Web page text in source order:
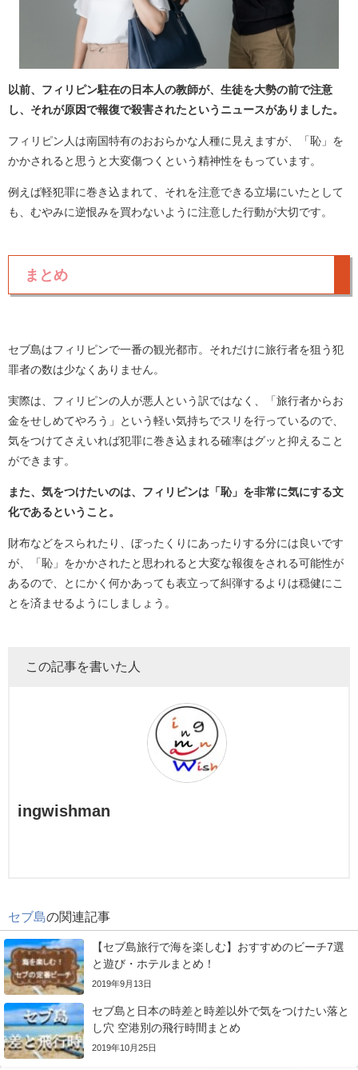
以前、フィリピン駐在の日本人の教師が、生徒を大勢の前で注意
し、それが原因で報復で殺害されたというニュースがありました。
フィリピン人は南国特有のおおらかな人種に見えますが、「恥」を
かかされると思うと大変傷つくという精神性をもっています。
例えば軽犯罪に巻き込まれて、それを注意できる立場にいたとして
も、むやみに逆恨みを買わないように注意した行動が大切です。
まとめ
セブ島はフィリピンで一番の観光都市。それだけに旅行者を狙う犯
罪者の数は少なくありません。
実際は、フィリピンの人が悪人という訳ではなく、「旅行者からお
金をせしめてやろう」という軽い気持ちでスリを行っているので、
気をつけてさえいれば犯罪に巻き込まれる確率はグッと抑えること
ができます。
また、気をつけたいのは、フィリピンは「恥」を非常に気にする文
化であるということ。
財布などをスられたり、ぼったくりにあったりする分には良いです
が、「恥」をかかされたと思われると大変な報復をされる可能性が
あるので、とにかく何かあっても表立って糾弾するよりは穏健にこ
とを済ませるようにしましょう。
この記事を書いた人
ingwishman
セブ島の関連記事
【セブ島旅行で海を楽しむ】おすすめのビーチ7選
と遊び・ホテルまとめ！
2019年9月13日
セブ島と日本の時差と時差以外で気をつけたい落と
し穴 空港別の飛行時間まとめ
2019年10月25日